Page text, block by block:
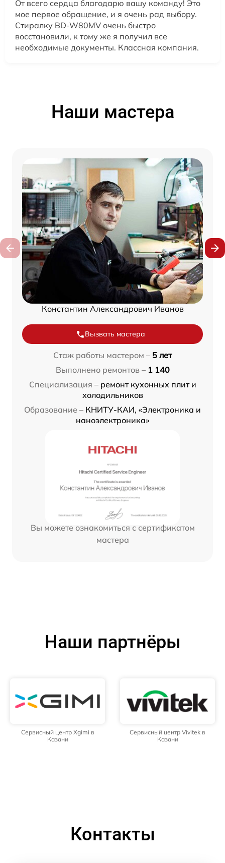
От всего сердца благодарю вашу команду! Это
мое первое обращение, и я очень рад выбору.
Стиралку BD-W80MV очень быстро
восстановили, к тому же я получил все
необходимые документы. Классная компания.
Наши мастера
Константин Александрович Иванов
Вызвать мастера
Стаж работы мастером – 5 лет
Выполнено ремонтов – 1 140
Специализация – ремонт кухонных плит и
холодильников
Образование – КНИТУ-КАИ, «Электроника и
наноэлектроника»
Вы можете ознакомиться с сертификатом
мастера
Наши партнёры
Сервисный центр Xgimi в
Казани
Сервисный центр Vivitek в
Казани
Контакты